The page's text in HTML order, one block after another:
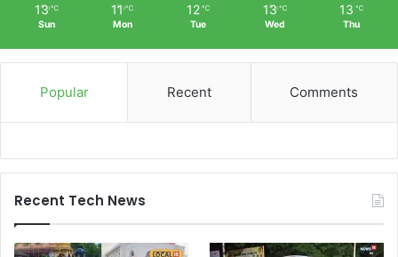
13 ℃
Sun
11 ℃
Mon
12 ℃
Tue
13 ℃
Wed
13 ℃
Thu
Popular Recent Comments
Recent Tech News